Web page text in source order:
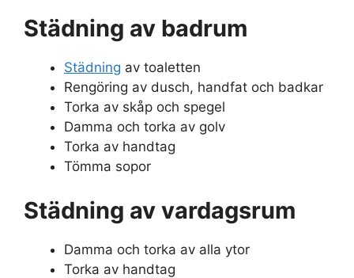
Städning av badrum
Städning av toaletten
Rengöring av dusch, handfat och badkar
Torka av skåp och spegel
Damma och torka av golv
Torka av handtag
Tömma sopor
Städning av vardagsrum
Damma och torka av alla ytor
Torka av handtag